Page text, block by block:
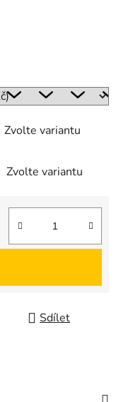
Zvolte variantu
Zvolte variantu
Sdílet